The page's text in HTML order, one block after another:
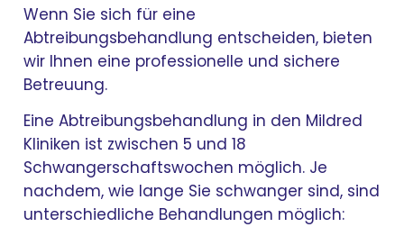
Wenn Sie sich für eine
Abtreibungsbehandlung entscheiden, bieten
wir Ihnen eine professionelle und sichere
Betreuung.
Eine Abtreibungsbehandlung in den Mildred
Kliniken ist zwischen 5 und 18
Schwangerschaftswochen möglich. Je
nachdem, wie lange Sie schwanger sind, sind
unterschiedliche Behandlungen möglich: